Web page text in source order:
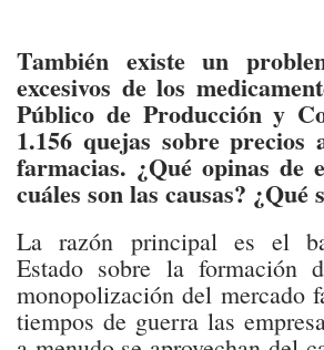
También existe un
excesivos de los
Público de Producción y
1.156 quejas sobre precios
farmacias. ¿Qué opinas de
cuáles son las causas? ¿Qué
La razón principal es el
Estado sobre la formación
monopolización del mercado
tiempos de guerra las